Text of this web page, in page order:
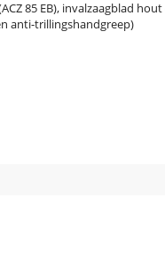
85 EB), invalzaagblad
anti-trillingshandgreep)